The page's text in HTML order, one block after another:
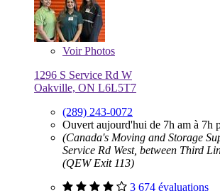
VoirPhotos
1296 S Service Rd W
Oakville, ON L6L5T7
(289) 243-0072
Ouvert aujourd'hui de 7h am à 7h
(Canada's Moving and Storage
Service Rd West, between Third
(QEW Exit 113)
3 674 évaluations